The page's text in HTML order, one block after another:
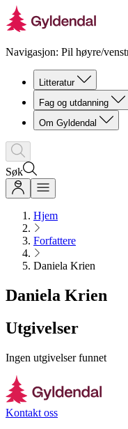
Navigasjon: Pil høyre/
Litteratur
Fag og utdanning
Om Gyldendal
Søk
Hjem
Forfattere
Daniela Krien
Daniela Krien
Utgivelser
Ingen utgivelser funnet
Kontakt oss